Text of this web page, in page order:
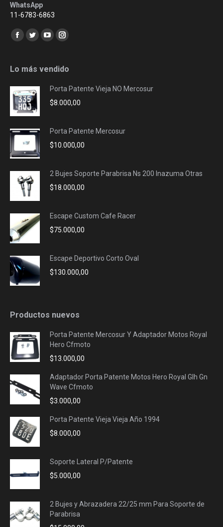
WhatsApp
11-6783-6863
Encuéntranos en:
Facebook
opens
new
window
Twitter
opens
new
window
YouTube
opens
new
window
Instagram
opens
new
window
Lo más vendido
Porta Patente Vieja NO Mercosur
$8.000,00
Porta Patente Mercosur
$10.000,00
2 Bujes Soporte Parabrisa Ns 200 Inazuma Otras
$18.000,00
Escape Custom Cafe Racer
$75.000,00
Escape Deportivo Corto Oval
$130.000,00
Productos nuevos
Porta Patente Mercosur Y Adaptador Motos Royal
Hero Cfmoto
$13.000,00
Adaptador Porta Patente Motos Hero Royal Glh Gn
Wave Cfmoto
$3.000,00
Porta Patente Vieja Vieja Año 1994
$8.000,00
Soporte Lateral P/Patente
$5.000,00
2 Bujes y Abrazadera 22/25 mm Para Soporte de
Parabrisa